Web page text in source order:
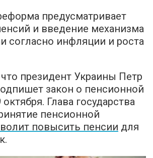
предусматривает
и введение механизма
согласно инфляции и роста
президент Украины Петр
закон о пенсионной
Глава государства
пенсионной
повысить пенсии для